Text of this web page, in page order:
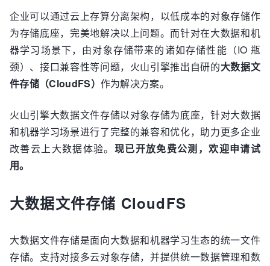
企业可以通过云上存算分离架构，以低成本的对象存储作
为存储底座，完美地解决以上问题。而针对在大数据和机
器学习场景下，由对象存储带来的诸如存储性能（IO 瓶
颈）、接口兼容性等问题，火山引擎推出自研的大数据文
件存储（CloudFS） 作为解决方案。
火山引擎大数据文件存储以对象存储为底座，针对大数据
和机器学习场景进行了完整的兼容和优化，助力更多企业
改善云上大数据体验。 现已开放免费公测，欢迎申请试
用。
大数据文件存储 CloudFS
大数据文件存储是面向大数据和机器学习生态的统一文件
存储。支持对接多云对象存储，并提供统一数据管理和数